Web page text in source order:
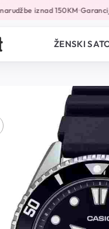
iznad 150KM•
ŽENSKI